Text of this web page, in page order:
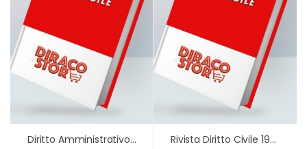
Diritto Amministrativo Generale 2ed Rivista Diritto Civile 1975-2025